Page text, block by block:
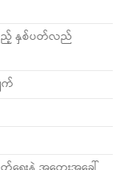
ည့် နှစ်ပတ်လည်
က်